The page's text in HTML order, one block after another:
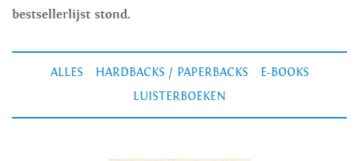
bestsellerlijst stond.
ALLES HARDBACKS / PAPERBACKS
E-BOOKS
LUISTERBOEKEN